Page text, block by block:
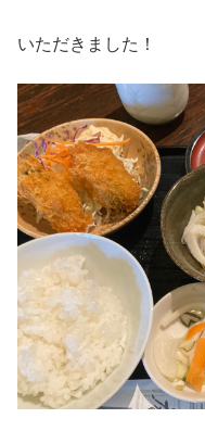
いただきました！